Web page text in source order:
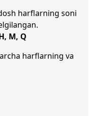
harflarning soni
M, Q
harflarning va